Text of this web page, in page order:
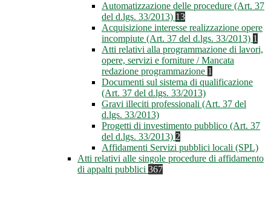
Automatizzazione delle procedure (Art. 37
del d.lgs. 33/2013) 13
Acquisizione interesse realizzazione opere
incompiute (Art. 37 del d.lgs. 33/2013) 1
Atti relativi alla programmazione di lavori,
opere, servizi e forniture / Mancata
redazione programmazione 1
Documenti sul sistema di qualificazione
(Art. 37 del d.lgs. 33/2013)
Gravi illeciti professionali (Art. 37 del
d.lgs. 33/2013)
Progetti di investimento pubblico (Art. 37
del d.lgs. 33/2013) 2
Affidamenti Servizi pubblici locali (SPL)
Atti relativi alle singole procedure di affidamento
di appalti pubblici 367